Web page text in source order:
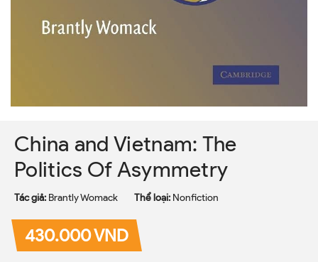
China and Vietnam: The
Politics Of Asymmetry
Tác giả: Brantly Womack Thể loại: Nonfiction
430.000 VND